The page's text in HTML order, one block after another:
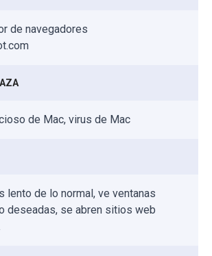
de navegadores
de Mac, virus de Mac
lento de lo normal, ve ventanas
deseadas, se abren sitios web